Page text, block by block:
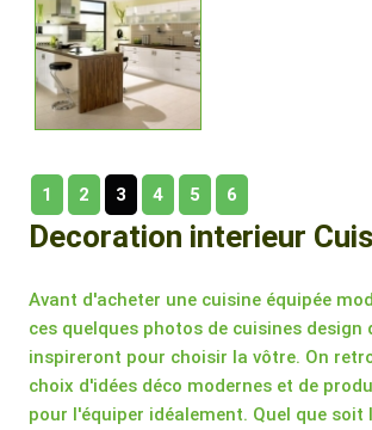
1 2 3 4 5 6
Decoration interieur
Avant d'acheter une cuisine équipée
ces quelques photos de cuisines design
inspireront pour choisir la vôtre. On
choix d'idées déco modernes et de
pour l'équiper idéalement. Quel que soit